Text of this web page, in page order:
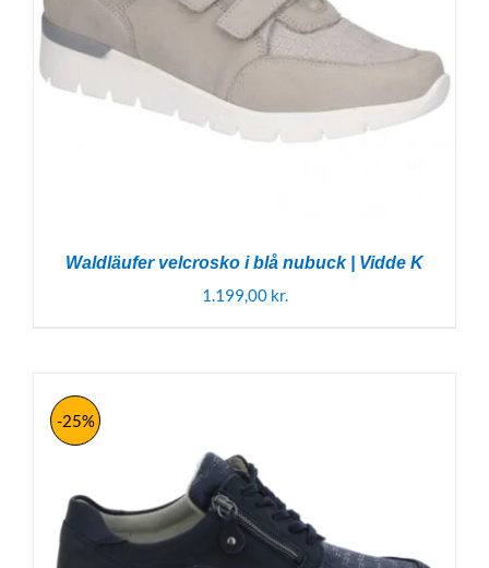
Waldläufer velcrosko i blå nubuck | Vidde K
1.199,00 kr.
-25%